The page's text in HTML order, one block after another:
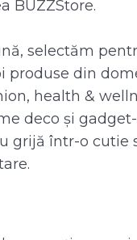
BUZZStore.
selectăm
produse din
health &
deco și
grijă într-o cutie